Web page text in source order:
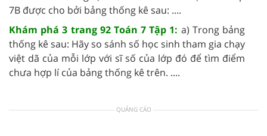
7B được cho bởi bảng thống kê sau: ....
Khám phá 3 trang 92 Toán 7 Tập 1: a) Trong bảng
thống kê sau: Hãy so sánh số học sinh tham gia chạy
việt dã của mỗi lớp với sĩ số của lớp đó để tìm điểm
chưa hợp lí của bảng thống kê trên. ....
QUẢNG CÁO